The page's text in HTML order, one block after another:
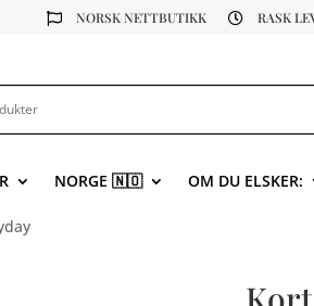
 NORSK NETTBUTIKK  RASK
NORGE 🇳🇴 OM DU ELSKER: